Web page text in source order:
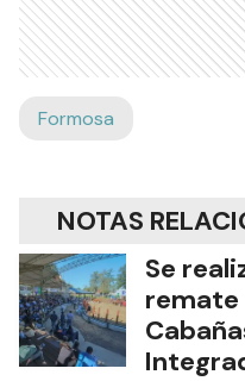
Formosa
NOTAS
Se
remate